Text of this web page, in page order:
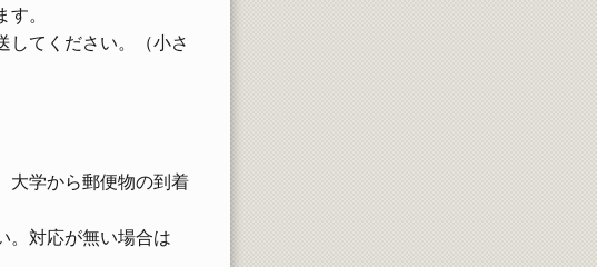
。
てください。（小さ
大学から郵便物の到着
。対応が無い場合は